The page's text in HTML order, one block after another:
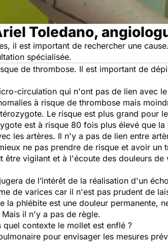
Toledano,
il est important de rechercher une
spécialisée.
de thrombose. Il est important de
circulation qui n'ont pas de lien avec
à risque de thrombose mais
Le risque est plus grand pour
est à risque 80 fois plus élevé que
les artères. Il n'y a pas de lien entre
ne pas prendre de risque et avoir un
être vigilant et à l'écoute des douleurs
de l’intérêt de la réalisation d'un
de varices car il n'est pas prudent de
la phlébite est une douleur permanente,
il n'y a pas de règle.
contexte le mollet est enflé ?
pour envisager les mesures